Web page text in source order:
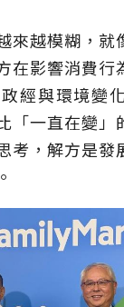
來越模糊，就
在影響消費行
經與環境變
「一直在變」
考，解方是發